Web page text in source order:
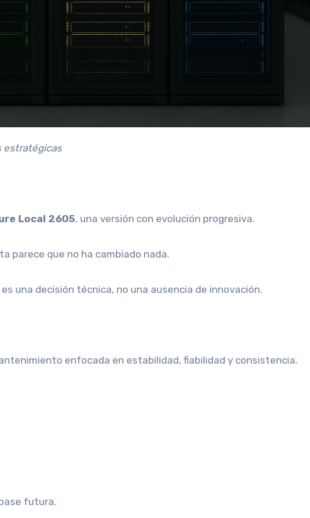
estratégicas
Local 2605, una versión con evolución progresiva.
parece que no ha cambiado nada.
una decisión técnica, no una ausencia de innovación.
enfocada en estabilidad, fiabilidad y consistencia.
futura.